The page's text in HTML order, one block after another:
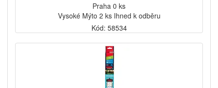
Praha 0 ks
Vysoké Mýto 2 ks Ihned k odběru
Kód: 58534